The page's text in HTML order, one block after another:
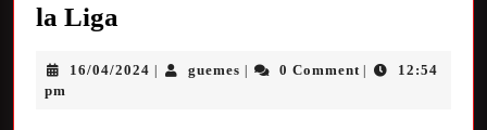
la Liga
16/04/2024 | guemes | 0 Comment |
12:54
pm